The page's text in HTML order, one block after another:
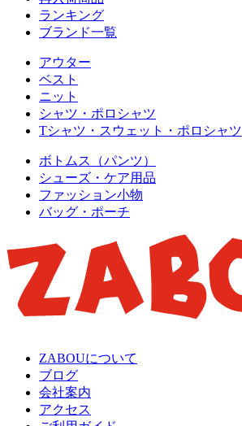
ランキング
ブランド一覧
アウター
ベスト
ニット
シャツ・ポロシャツ
Tシャツ・スウェット・ポロシャツ
ボトムス（パンツ）
シューズ・ケア用品
ファッション小物
バッグ・ポーチ
ZABOUについて
ブログ
会社案内
アクセス